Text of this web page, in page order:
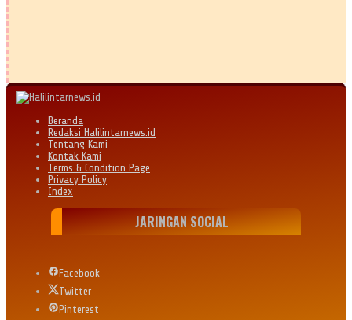
Beranda
Redaksi Halilintarnews.id
Tentang Kami
Kontak Kami
Terms & Condition Page
Privacy Policy
Index
JARINGAN SOCIAL
Facebook
Twitter
Pinterest